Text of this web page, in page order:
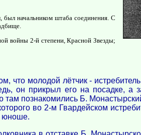
начальником штаба соединения. С
войны 2-й степени, Красной Звезды;
что молодой лётчик -
он прикрыл его на посадке, а
там познакомились Б.
во 2-м Гвардейском
юноше.